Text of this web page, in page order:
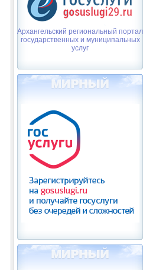
Архангельский региональный портал
государственных и муниципальных
услуг